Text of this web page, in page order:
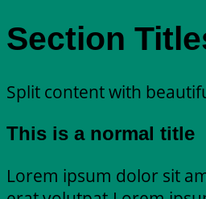
Section
Split content with
This is a normal title
Lorem ipsum dolor sit